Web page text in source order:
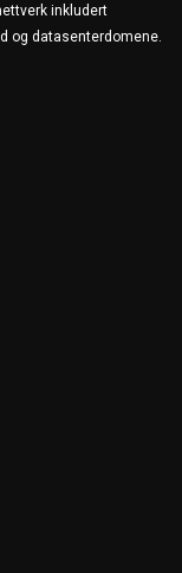
inkludert
og datasenterdomene.